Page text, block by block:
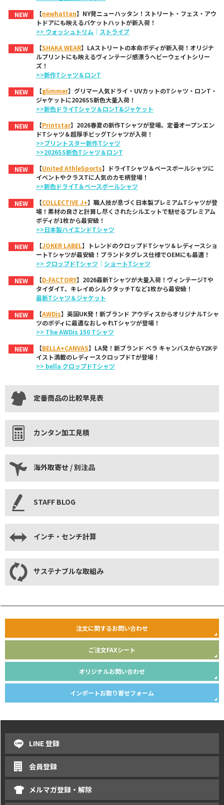
NEW
【newhattan】NY発ニューハッタン！ストリート・フェス・アウ
トドアにも映えるバケットハットが新入荷！
>> ウォッシュトリム ｜ ストライプ
NEW
【SHAKA WEAR】LAストリートの本命ボディが新入荷！オリジナ
ルプリントにも映えるヴィンテージ感漂うヘビーウェイトシリー
ズ！
>>新作Tシャツ＆ロンT
NEW
【glimmer】グリマー人気ドライ・UVカットのTシャツ・ロンT・
ジャケットに2026SS新色大量入荷！
>>新色ドライTシャツ＆ロンT&ジャケット
NEW
【Printstar】2026春夏の新作Tシャツが登場。定番オープンエン
ドTシャツ＆超厚手ビッグTシャツが入荷！
>>プリントスター新作Tシャツ
>>2026SS新色Tシャツ＆ロンT
NEW
【United AthleSports】ドライTシャツ＆ベースボールシャツに
イベントやクラスTに人気のカモ柄登場！
>>新色ドライT＆ベースボールシャツ
NEW
【COLLECTIVE J+】職人技が息づく日本製プレミアムTシャツが登
場！素材の良さと計算し尽くされたシルエットで魅せるプレミアム
ボディが1枚から最安級！
>>日本製ハイエンドTシャツ
NEW
【JOKER LABEL】トレンドのクロップドTシャツ＆レディースショ
ートTシャツが最安級！ブランドタグレス仕様でOEMにも最適！
>> クロップドTシャツ ｜ ショートTシャツ
NEW
【D-FACTORY】2026最新Tシャツが大量入荷！ヴィンテージTや
タイダイT、キレイめシルクタッチTなど1枚から最安級！
最新Tシャツ＆ジャケット
NEW
【AWDis】英国UK発！新ブランド アウディスからオリジナルTシャ
ツのボディに最適なおしゃれTシャツが登場！
>> The AWDis 150 Tシャツ
NEW
【BELLA+CANVAS】LA発！新ブランド ベラ キャンバスからY2Kテ
イスト満載のレディースクロップドTが登場！
>> bella クロップドTシャツ
定番商品の比較早見表
カンタン加工見積
海外取寄せ / 別注品
STAFF BLOG
インチ・センチ計算
サステナブルな取組み
注文に関するお問い合わせ
ご注文FAXシート
オリジナルお問い合わせ
インポートお取り寄せフォーム
LINE 登録
会員登録
メルマガ登録・解除